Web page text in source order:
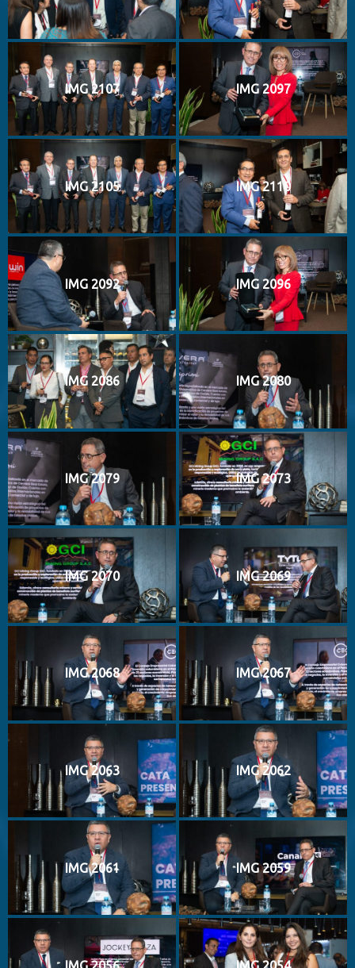
IMG 2107 IMG 2097
IMG 2105 IMG 2110
IMG 2092 IMG 2096
IMG 2086 IMG 2080
IMG 2079 IMG 2073
IMG 2070 IMG 2069
IMG 2068 IMG 2067
IMG 2063 IMG 2062
IMG 2061 IMG 2059